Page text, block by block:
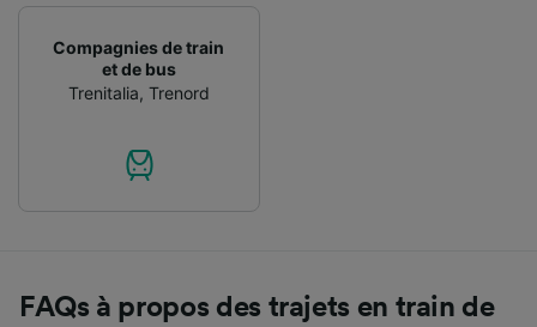
Compagnies de train
et de bus
Trenitalia, Trenord
FAQs à propos des trajets en train de